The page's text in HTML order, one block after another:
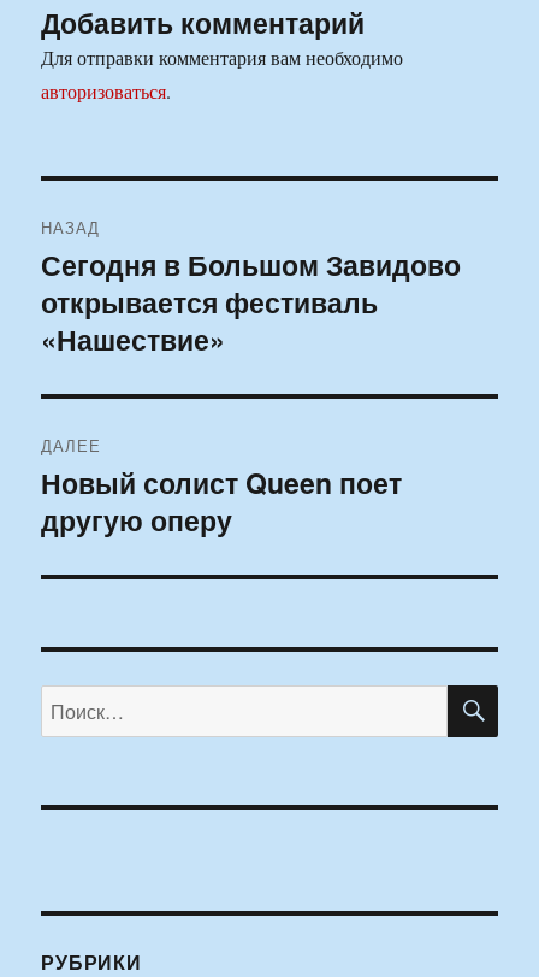
Добавить комментарий
Для отправки комментария вам необходимо
авторизоваться.
по
записям
НАЗАД
Предыдущая
запись:
Сегодня в Большом Завидово
открывается фестиваль
«Нашествие»
ДАЛЕЕ
Следующая
запись:
Новый солист Queen поет
другую оперу
Искать:
РУБРИКИ